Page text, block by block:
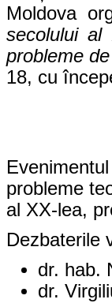
Moldova
secolului al
probleme
18, cu
probleme
al XX-lea,
Dezbaterile
dr. hab.
dr.